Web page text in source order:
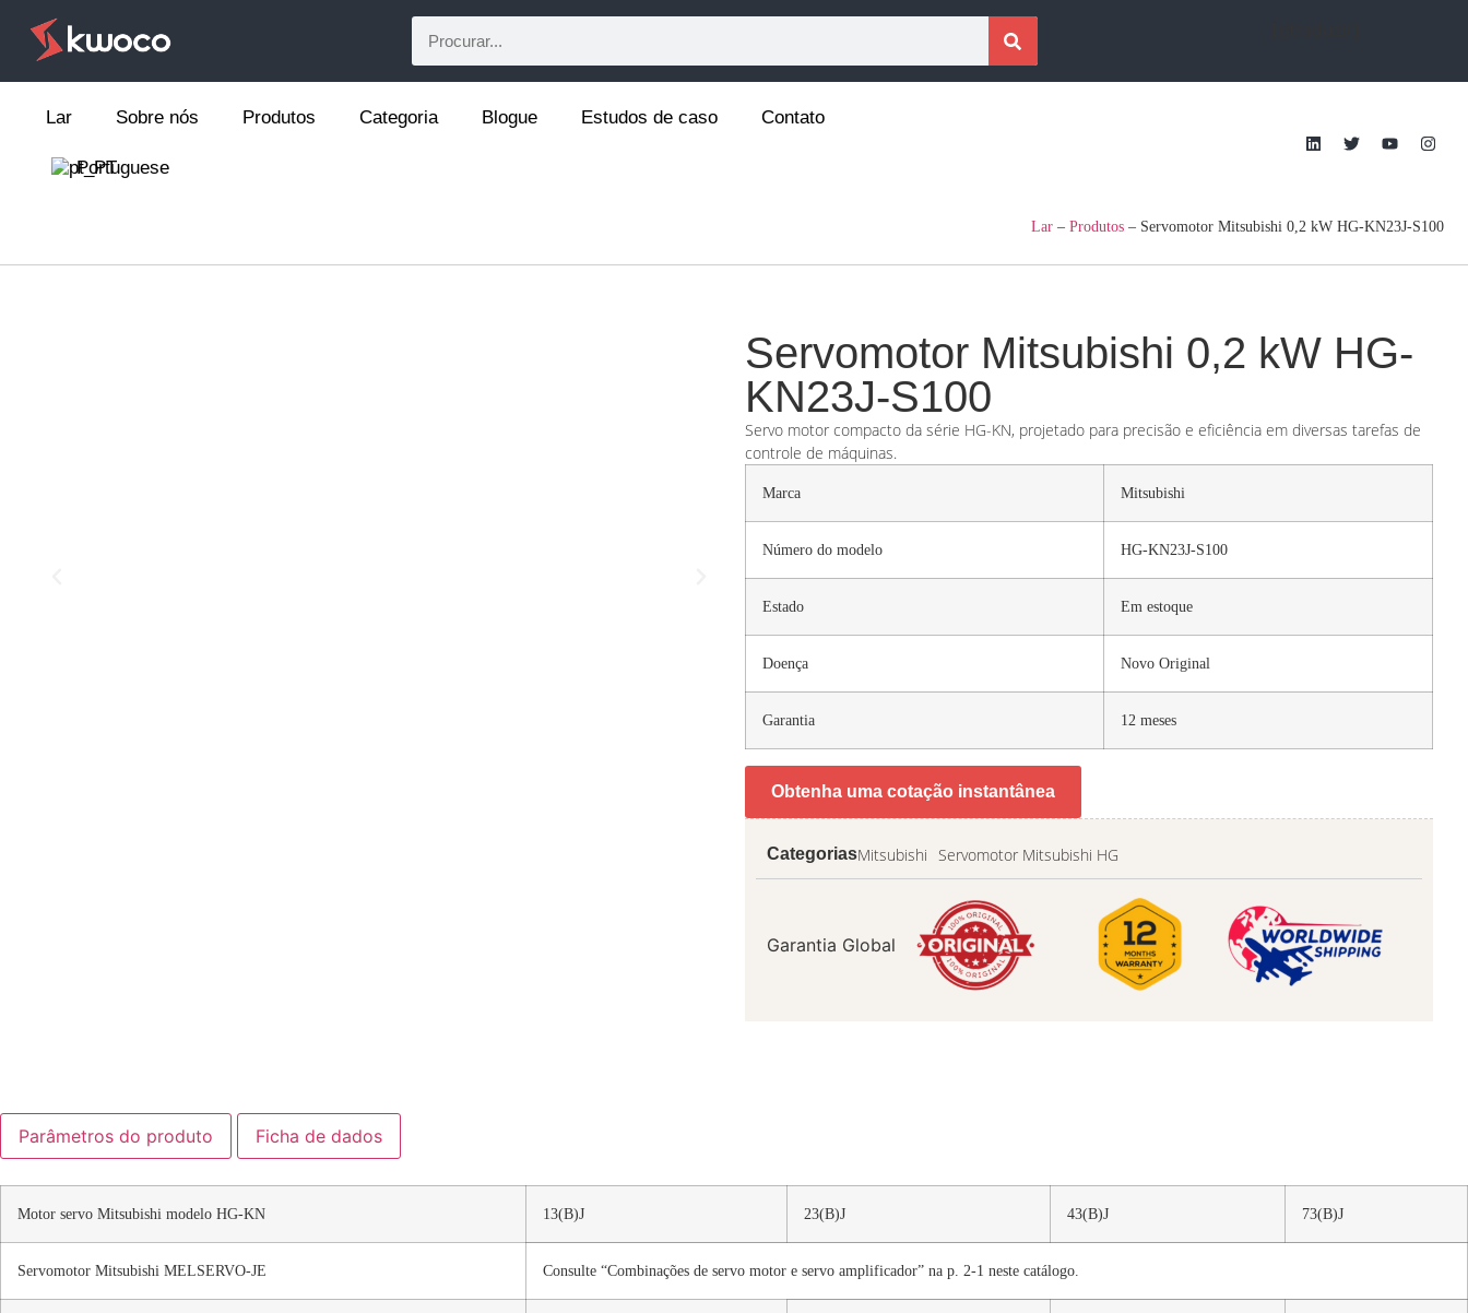
Lar Sobre nós Produtos Categoria Blogue Estudos de caso Contato
Portuguese
Lar – Produtos – Servomotor Mitsubishi 0,2 kW HG-KN23J-S100
Servomotor Mitsubishi 0,2 kW HG-
KN23J-S100
Servo motor compacto da série HG-KN, projetado para precisão e eficiência em diversas tarefas de
controle de máquinas.
Marca Mitsubishi
Número do modelo HG-KN23J-S100
Estado Em estoque
Doença Novo Original
Garantia 12 meses
Obtenha uma cotação instantânea
CategoriasMitsubishi Servomotor Mitsubishi HG
Garantia Global
Parâmetros do produto Ficha de dados
Motor servo Mitsubishi modelo HG-KN 13(B)J 23(B)J 43(B)J 73(B)J
Servomotor Mitsubishi MELSERVO-JE Consulte “Combinações de servo motor e servo amplificador” na p. 2-1 neste catálogo.